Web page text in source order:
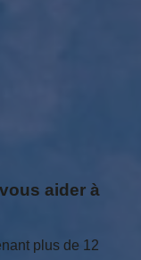
aider à
plus de 12